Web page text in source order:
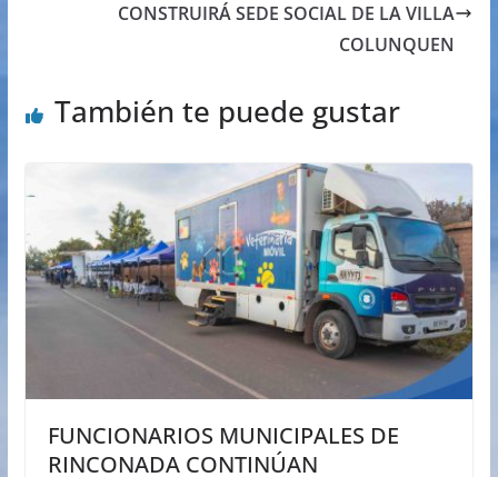
CONSTRUIRÁ SEDE SOCIAL DE LA VILLA
COLUNQUEN
También te puede gustar
FUNCIONARIOS MUNICIPALES DE
RINCONADA CONTINÚAN